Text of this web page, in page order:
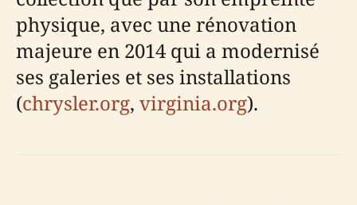
physique, avec une rénovation
majeure en 2014 qui a modernisé
ses galeries et ses installations
(chrysler.org, virginia.org).